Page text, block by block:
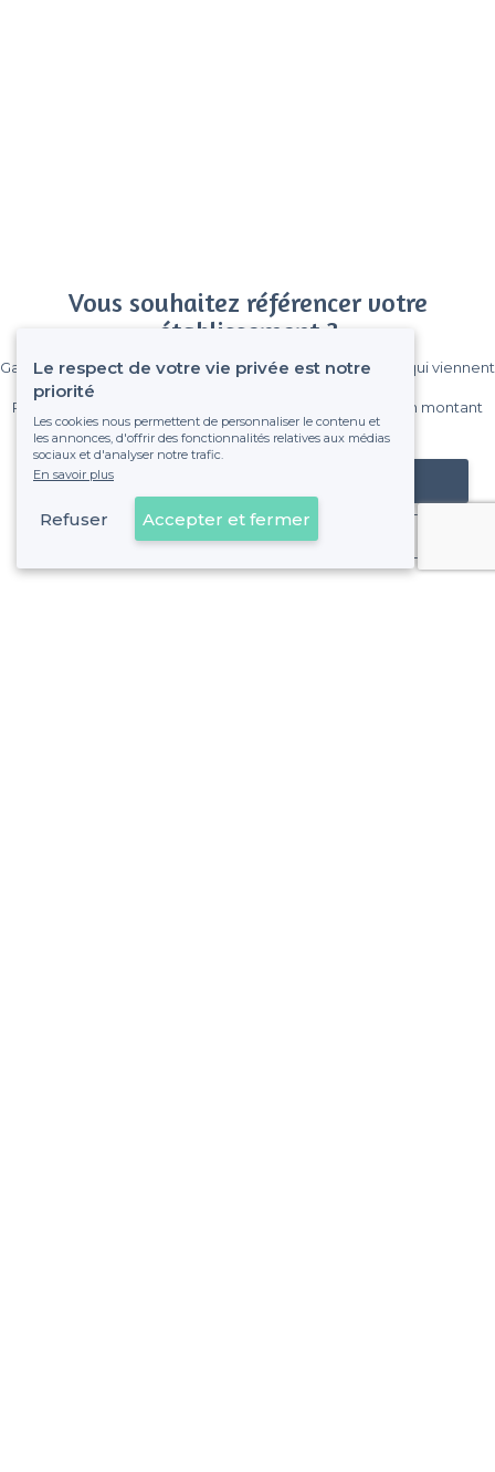
Vous souhaitez référencer votre
établissement ?
Gagnez de nombreux clients parmi le million de visiteurs qui viennent
Pas de commissions et sans engagement, vous payez un montant
fixe sans risque de voir déraper la facture.
Référencer mon établissement
Déjà client
Le respect de votre vie privée est notre
priorité
Les cookies nous permettent de personnaliser le contenu et
les annonces, d'offrir des fonctionnalités relatives aux médias
sociaux et d'analyser notre trafic.
En savoir plus
Refuser Accepter et fermer